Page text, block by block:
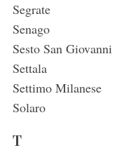
Segrate
Senago
Sesto San Giovanni
Settala
Settimo Milanese
Solaro
T